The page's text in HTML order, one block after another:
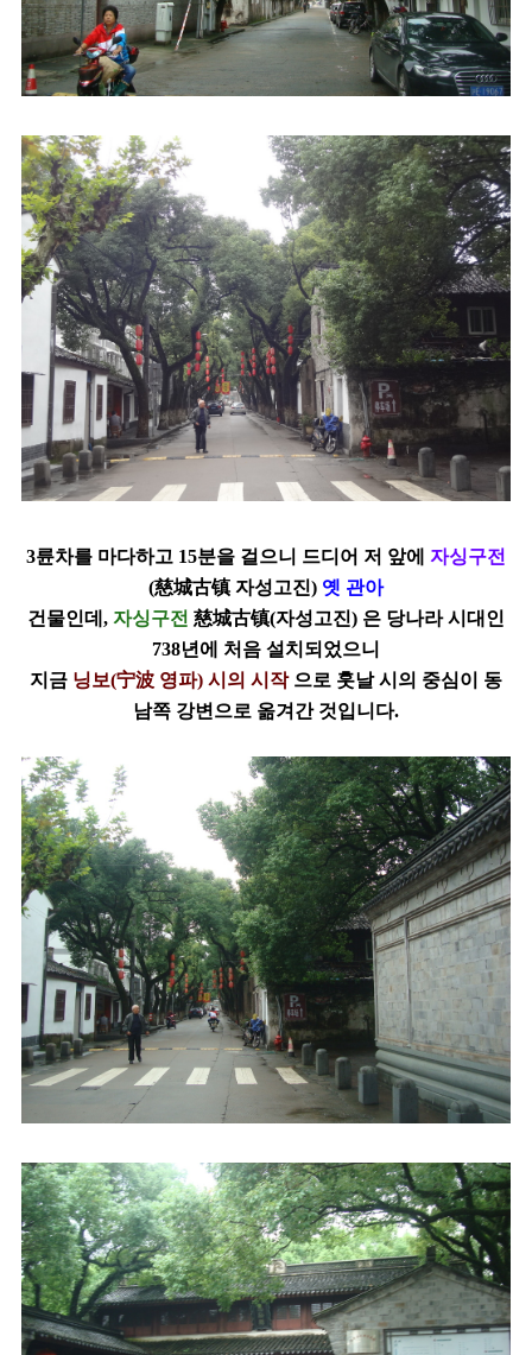
3륜차를 마다하고 15분을 걸으니 드디어 저 앞에 자싱구전
(慈城古镇 자성고진) 옛 관아
건물인데, 자싱구전 慈城古镇(자성고진) 은 당나라 시대인
738년에 처음 설치되었으니
지금 닝보(宁波 영파) 시의 시작 으로 훗날 시의 중심이 동
남쪽 강변으로 옮겨간 것입니다.